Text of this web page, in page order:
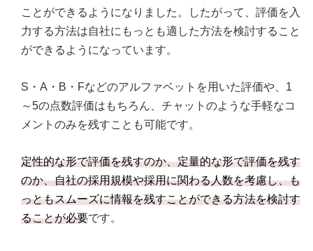
ことができるようになりました。したがって、評価を入
力する方法は自社にもっとも適した方法を検討すること
ができるようになっています。
S・A・B・Fなどのアルファベットを用いた評価や、1
～5の点数評価はもちろん、チャットのような手軽なコ
メントのみを残すことも可能です。
定性的な形で評価を残すのか、定量的な形で評価を残す
のか、自社の採用規模や採用に関わる人数を考慮し、も
っともスムーズに情報を残すことができる方法を検討す
ることが必要です。